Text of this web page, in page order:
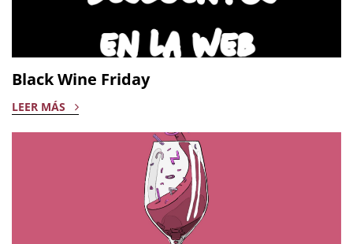
Black Wine Friday
LEER MÁS